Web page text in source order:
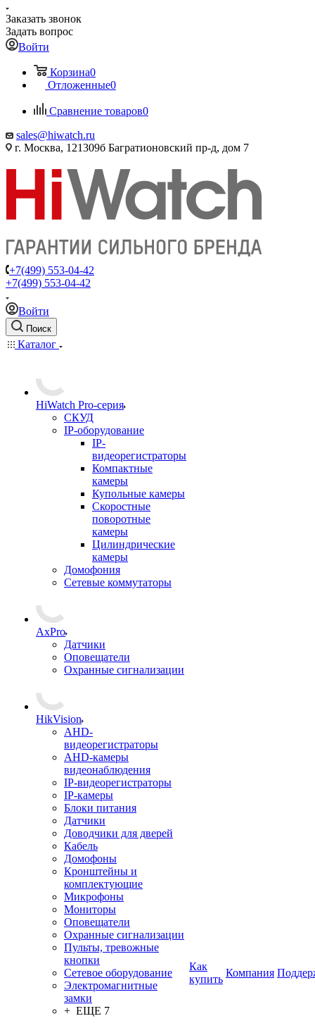
Заказать звонок
Задать вопрос
Войти
Корзина0
Отложенные0
Сравнение товаров0
sales@hiwatch.ru
г. Москва, 121309б Багратионовский пр-д, дом 7
+7(499) 553-04-42
+7(499) 553-04-42
Войти
Поиск
Каталог
HiWatch Pro-серия
CКУД
IP-оборудование
IP-
видеорегистраторы
Компактные
камеры
Купольные камеры
Скоростные
поворотные
камеры
Цилиндрические
камеры
Домофония
Сетевые коммутаторы
AxPro
Датчики
Оповещатели
Охранные сигнализации
HikVision
AHD-
видеорегистраторы
AHD-камеры
видеонаблюдения
IP-видеорегистраторы
IP-камеры
Блоки питания
Датчики
Доводчики для дверей
Кабель
Домофоны
Кронштейны и
комплектующие
Микрофоны
Мониторы
Оповещатели
Охранные сигнализации
Пульты, тревожные
кнопки
Сетевое оборудование
Электромагнитные
замки
+ ЕЩЕ 7
Как
купить
Компания